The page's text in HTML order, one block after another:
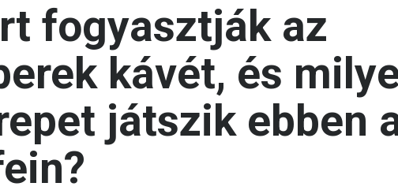
fogyasztják az
kávét, és
játszik ebben